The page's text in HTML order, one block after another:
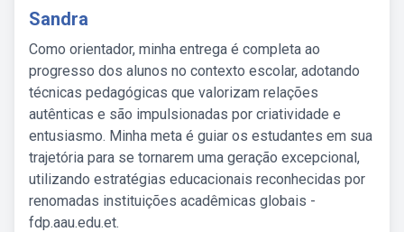
Sandra
Como orientador, minha entrega é completa ao
progresso dos alunos no contexto escolar, adotando
técnicas pedagógicas que valorizam relações
autênticas e são impulsionadas por criatividade e
entusiasmo. Minha meta é guiar os estudantes em sua
trajetória para se tornarem uma geração excepcional,
utilizando estratégias educacionais reconhecidas por
renomadas instituições acadêmicas globais -
fdp.aau.edu.et.